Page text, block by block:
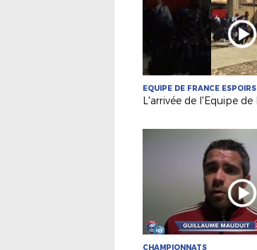
EQUIPE DE FRANCE ESPOIRS
CHAMPIONNATS